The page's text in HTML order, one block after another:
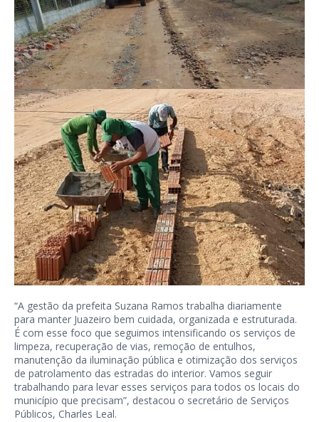
“A gestão da prefeita Suzana Ramos trabalha diariamente
para manter Juazeiro bem cuidada, organizada e estruturada.
É com esse foco que seguimos intensificando os serviços de
limpeza, recuperação de vias, remoção de entulhos,
manutenção da iluminação pública e otimização dos serviços
de patrolamento das estradas do interior. Vamos seguir
trabalhando para levar esses serviços para todos os locais do
município que precisam”, destacou o secretário de Serviços
Públicos, Charles Leal.